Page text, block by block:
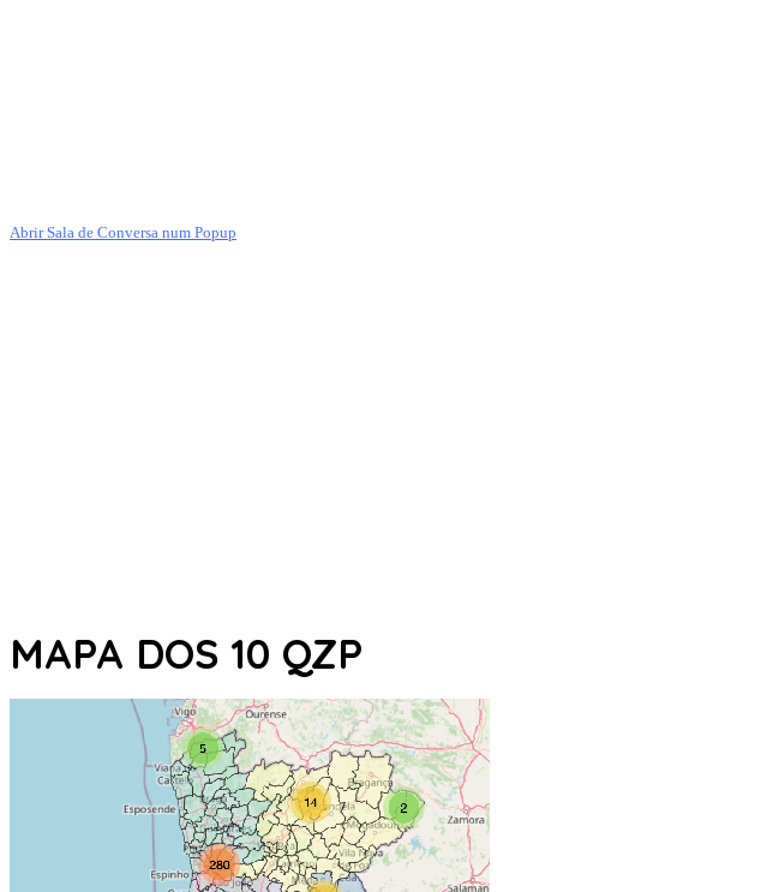
Abrir Sala de Conversa num Popup
MAPA DOS 10 QZP